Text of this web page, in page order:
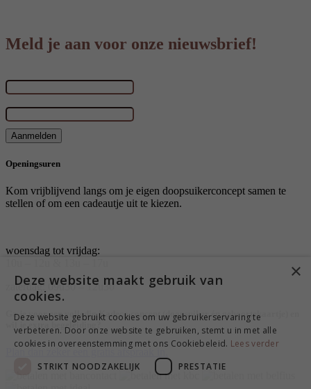
Meld je aan voor onze nieuwsbrief!
Aanmelden
Openingsuren
Kom vrijblijvend langs om je eigen doopsuikerconcept samen te
stellen of om een cadeautje uit te kiezen.
woensdag tot vrijdag:
zaterdag: 09u30 – 12u30
Ga je voor een volledig Kadeco concept (doopsuiker én geboortekaartje) en
wil je extra begeleiding?
Plan dan zeker een gratis afspraak in.
×
Deze website maakt gebruik van
cookies.
Deze website gebruikt cookies om uw gebruikerservaring te
verbeteren. Door onze website te gebruiken, stemt u in met alle
cookies in overeenstemming met ons Cookiebeleid. Lees verder
STRIKT NOODZAKELIJK
PRESTATIE